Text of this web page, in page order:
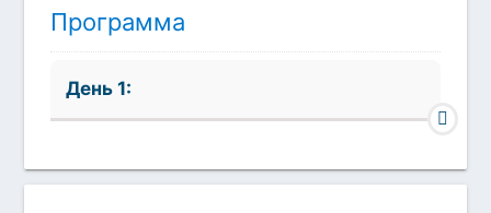
Программа
День 1: